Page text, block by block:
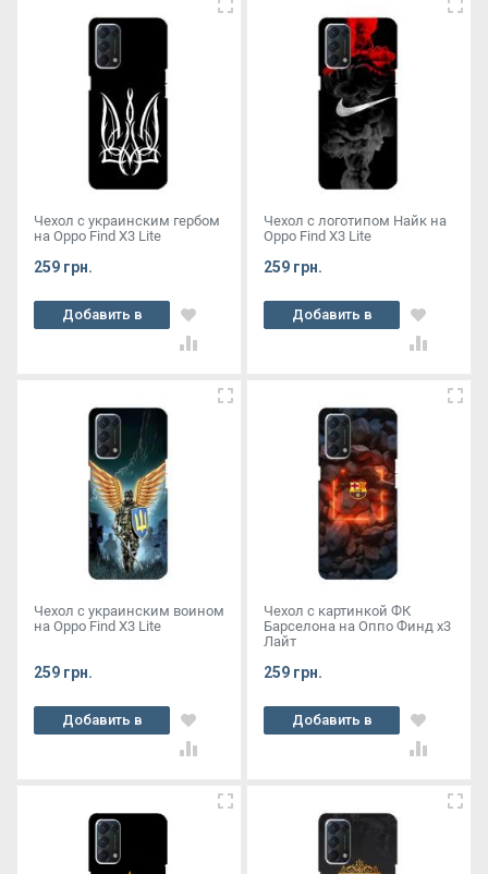
Чехол с украинским гербом
на Oppo Find X3 Lite
259 грн.
Добавить в
корзину
Чехол с логотипом Найк на
Oppo Find X3 Lite
259 грн.
Добавить в
корзину
Чехол с украинским воином
на Oppo Find X3 Lite
259 грн.
Добавить в
корзину
Чехол с картинкой ФК
Барселона на Оппо Финд х3
Лайт
259 грн.
Добавить в
корзину